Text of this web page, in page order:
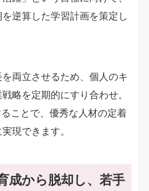
逆算した学習計画を策定し
両立させるため、個人のキ
略を定期的にすり合わせ。
ことで、優秀な人材の定着
現できます。
成から脱却し、若手